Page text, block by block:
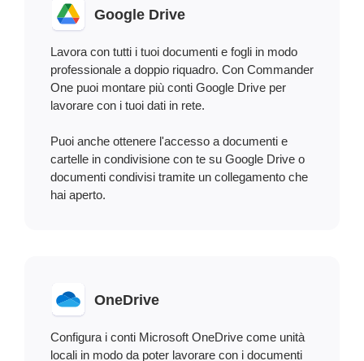
Google Drive
Lavora con tutti i tuoi documenti e fogli in modo
professionale a doppio riquadro. Con Commander
One puoi montare più conti Google Drive per
lavorare con i tuoi dati in rete.
Puoi anche ottenere l'accesso a documenti e
cartelle in condivisione con te su Google Drive o
documenti condivisi tramite un collegamento che
hai aperto.
OneDrive
Configura i conti Microsoft OneDrive come unità
locali in modo da poter lavorare con i documenti